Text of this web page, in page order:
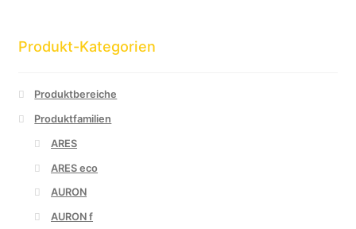
Produkt-Kategorien
Produktbereiche
Produktfamilien
ARES
ARES eco
AURON
AURON f